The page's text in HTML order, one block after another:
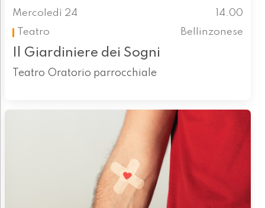
Mercoledì 24
14.00
Teatro
Bellinzonese
Il Giardiniere dei Sogni
Teatro Oratorio parrocchiale